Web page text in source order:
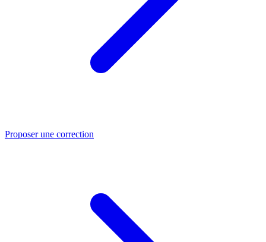
Proposer une correction